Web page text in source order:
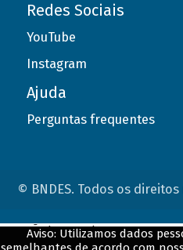
Redes Sociais
YouTube
Instagram
Ajuda
Perguntas frequentes
© BNDES. Todos os
Aviso: Utilizamos dados
ConteÃºdo complementar